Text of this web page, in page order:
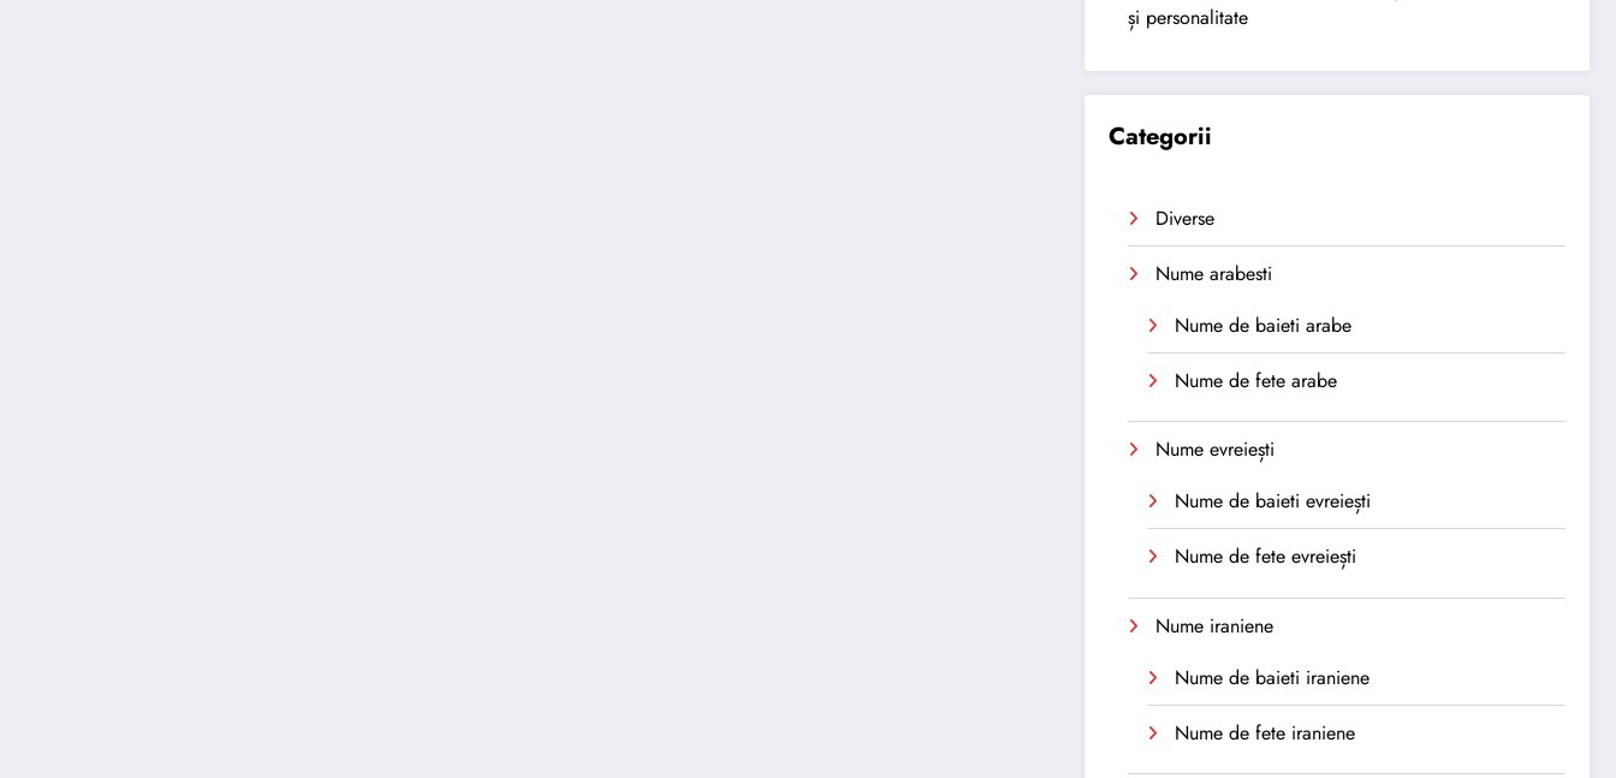
și personalitate
Categorii
Diverse
Nume arabesti
Nume de baieti arabe
Nume de fete arabe
Nume evreiești
Nume de baieti evreiești
Nume de fete evreiești
Nume iraniene
Nume de baieti iraniene
Nume de fete iraniene